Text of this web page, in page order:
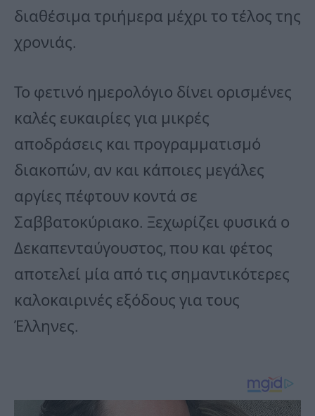
διαθέσιμα τριήμερα μέχρι το τέλος της
χρονιάς.
Το φετινό ημερολόγιο δίνει ορισμένες
καλές ευκαιρίες για μικρές
αποδράσεις και προγραμματισμό
διακοπών, αν και κάποιες μεγάλες
αργίες πέφτουν κοντά σε
Σαββατοκύριακο. Ξεχωρίζει φυσικά ο
Δεκαπενταύγουστος, που και φέτος
αποτελεί μία από τις σημαντικότερες
καλοκαιρινές εξόδους για τους
Έλληνες.